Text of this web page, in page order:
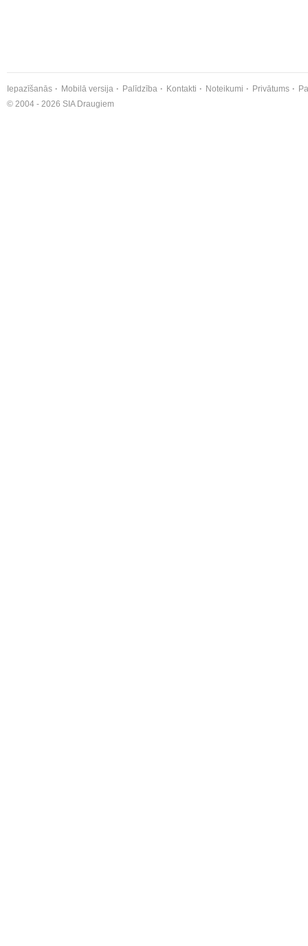
Iepazīšanās Mobilā versija Palīdzība Kontakti Noteikumi Privātums
© 2004 - 2026 SIA Draugiem